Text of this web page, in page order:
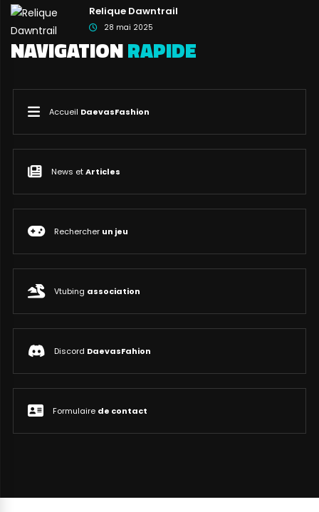
Relique Dawntrail
28 mai 2025
NAVIGATIONRAPIDE
Accueil DaevasFashion
News etArticles
Rechercher un jeu
Vtubing association
Discord DaevasFahion
Formulaire de contact